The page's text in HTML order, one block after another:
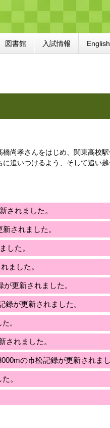
図書館 入試情報 English
尚孝さんをはじめ、関東高校
追いつけるよう、そして追い
されました。
されました。
した。
ました。
更新されました。
が更新されました。
。
されました。
の市松記録が更新されまし
。